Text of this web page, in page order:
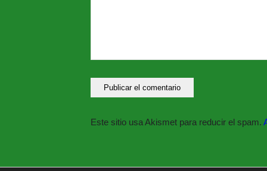
Este sitio usa Akismet para reducir el spam.